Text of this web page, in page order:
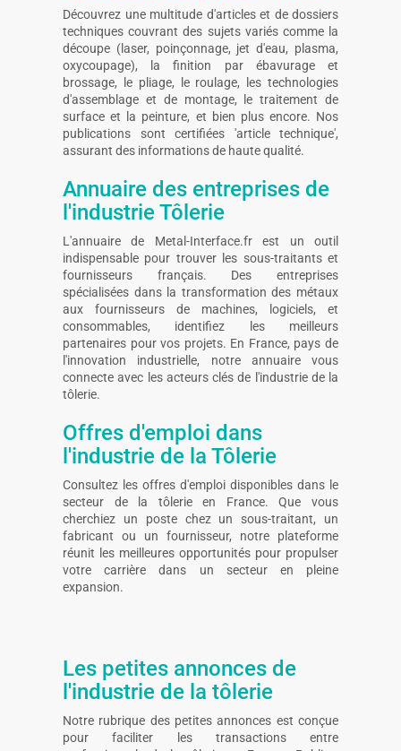
Découvrez une multitude d'articles et de dossiers
techniques couvrant des sujets variés comme la
découpe (laser, poinçonnage, jet d'eau, plasma,
oxycoupage), la finition par ébavurage et
brossage, le pliage, le roulage, les technologies
d'assemblage et de montage, le traitement de
surface et la peinture, et bien plus encore. Nos
publications sont certifiées 'article technique',
assurant des informations de haute qualité.
Annuaire des entreprises de
l'industrie Tôlerie
L'annuaire de Metal-Interface.fr est un outil
indispensable pour trouver les sous-traitants et
fournisseurs français. Des entreprises
spécialisées dans la transformation des métaux
aux fournisseurs de machines, logiciels, et
consommables, identifiez les meilleurs
partenaires pour vos projets. En France, pays de
l'innovation industrielle, notre annuaire vous
connecte avec les acteurs clés de l'industrie de la
tôlerie.
Offres d'emploi dans
l'industrie de la Tôlerie
Consultez les offres d'emploi disponibles dans le
secteur de la tôlerie en France. Que vous
cherchiez un poste chez un sous-traitant, un
fabricant ou un fournisseur, notre plateforme
réunit les meilleures opportunités pour propulser
votre carrière dans un secteur en pleine
expansion.
Les petites annonces de
l'industrie de la tôlerie
Notre rubrique des petites annonces est conçue
pour faciliter les transactions entre